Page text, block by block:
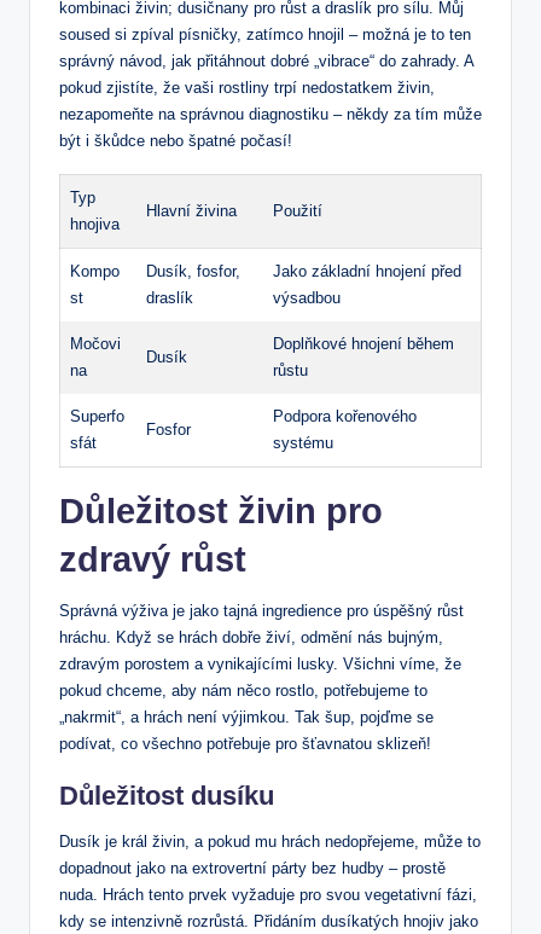
kombinaci živin; dusičnany pro růst a draslík pro sílu. Můj
soused si zpíval písničky, zatímco hnojil – možná je to ten
správný návod, jak přitáhnout dobré „vibrace“ do zahrady. A
pokud zjistíte, že vaši rostliny trpí nedostatkem živin,
nezapomeňte na správnou diagnostiku – někdy za tím může
být i škůdce nebo špatné počasí!
Typ
hnojiva
Hlavní živina Použití
Kompo
st
Dusík, fosfor,
draslík
Jako základní hnojení před
výsadbou
Močovi
na
Dusík
Doplňkové hnojení během
růstu
Superfo
sfát
Fosfor
Podpora kořenového
systému
Důležitost živin pro
zdravý růst
Správná výživa je jako tajná ingredience pro úspěšný růst
hráchu. Když se hrách dobře živí, odmění nás bujným,
zdravým porostem a vynikajícími lusky. Všichni víme, že
pokud chceme, aby nám něco rostlo, potřebujeme to
„nakrmit“, a hrách není výjimkou. Tak šup, pojďme se
podívat, co všechno potřebuje pro šťavnatou sklizeň!
Důležitost dusíku
Dusík je král živin, a pokud mu hrách nedopřejeme, může to
dopadnout jako na extrovertní párty bez hudby – prostě
nuda. Hrách tento prvek vyžaduje pro svou vegetativní fázi,
kdy se intenzivně rozrůstá. Přidáním dusíkatých hnojiv jako